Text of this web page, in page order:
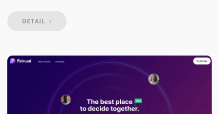
DETAIL